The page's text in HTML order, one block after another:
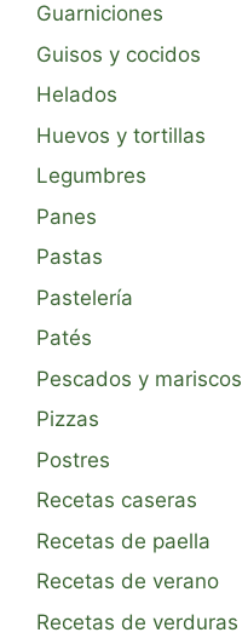
Guarniciones
Guisos y cocidos
Helados
Huevos y tortillas
Legumbres
Panes
Pastas
Pastelería
Patés
Pescados y mariscos
Pizzas
Postres
Recetas caseras
Recetas de paella
Recetas de verano
Recetas de verduras